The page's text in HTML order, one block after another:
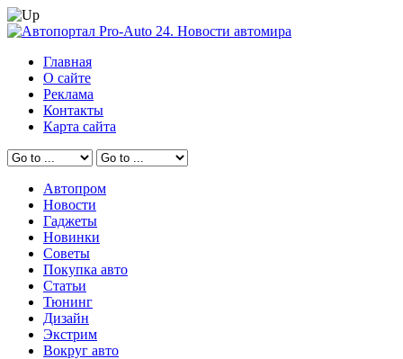
Главная
О сайте
Реклама
Контакты
Карта сайта
Автопром
Новости
Гаджеты
Новинки
Советы
Покупка авто
Статьи
Тюнинг
Дизайн
Экстрим
Вокруг авто